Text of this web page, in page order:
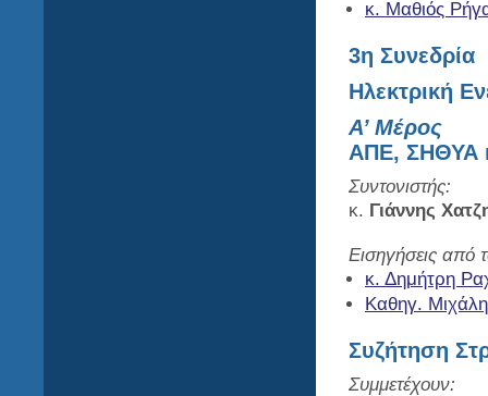
κ. Μαθιός
3η Συνεδρία
Ηλεκτρική
Α’ Μέρος
ΑΠΕ, ΣΗΘΥΑ
Συντονιστής:
κ. Γιάννης
Εισηγήσεις από
κ. Δημήτρη
Καθηγ.
Συζήτηση
Συμμετέχουν: